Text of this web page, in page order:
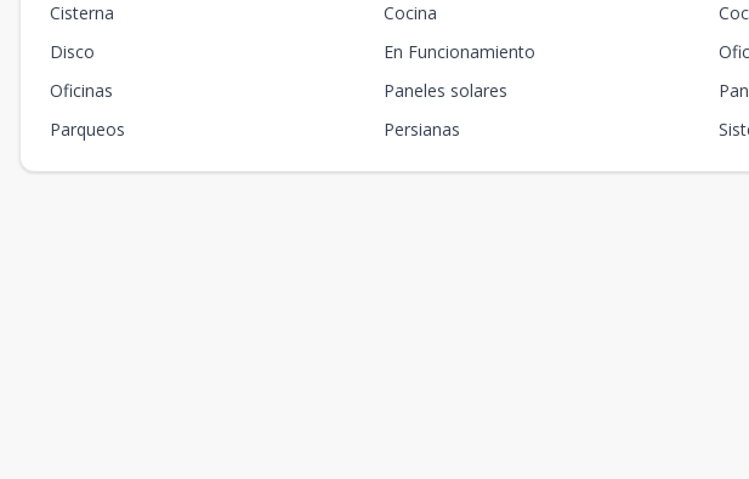
Cisterna
Cocina
Disco
En Funcionamiento
Oficinas
Paneles solares
Parqueos
Persianas